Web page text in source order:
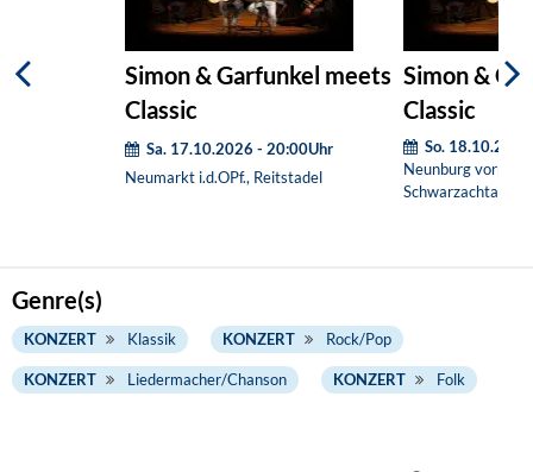
Simon & Garfunkel meets
Classic
Sa. 17.10.2026 - 20:00Uhr
Neumarkt i.d.OPf., Reitstadel
Simon &
Classic
So.
Neunburg vorm
Schwarzachtalhalle
Genre(s)
KONZERT Klassik KONZERT Rock/Pop
KONZERT Liedermacher/Chanson KONZERT Folk